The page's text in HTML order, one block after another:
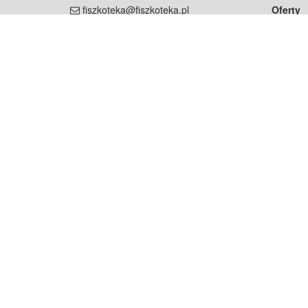
fiszkoteka@fiszkoteka.pl
Oferty